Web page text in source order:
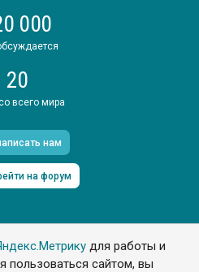
для работы и
пользоваться сайтом, вы
000
20
всего мира
нам
на форум
Все права защищены
сайта с обязательной